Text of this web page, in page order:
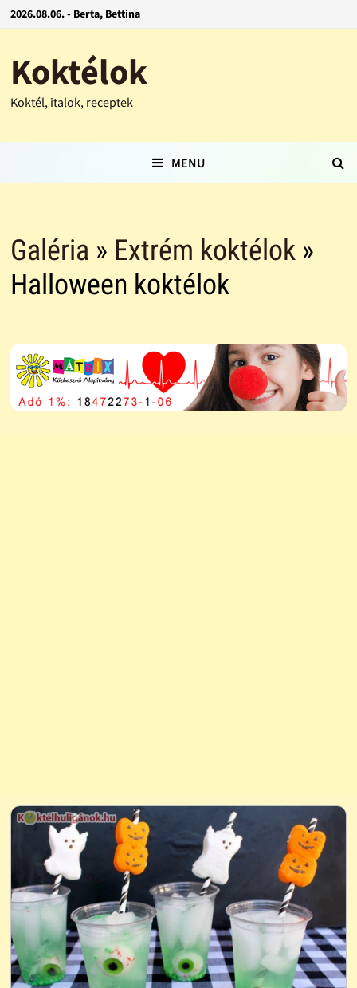
2026.08.06. - Berta, Bettina
Koktélok
Koktél, italok, receptek
MENU
Galéria » Extrém koktélok»
Halloween koktélok